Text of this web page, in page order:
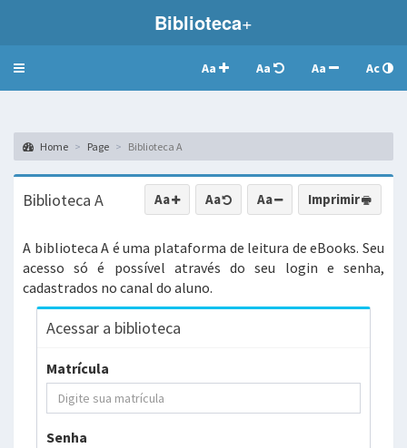
Biblioteca+
Toggle
Aa Aa Aa Ac
Home Page Biblioteca A
Biblioteca A Aa Aa Aa Imprimir
A biblioteca A é uma plataforma de leitura de eBooks. Seu
acesso só é possível através do seu login e senha,
cadastrados no canal do aluno.
Acessar a biblioteca
Matrícula
Senha